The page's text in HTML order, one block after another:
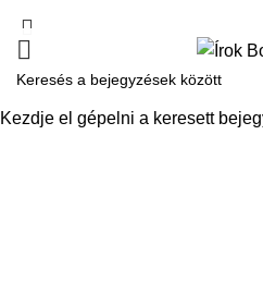
Kezdje el gépelni a keresett